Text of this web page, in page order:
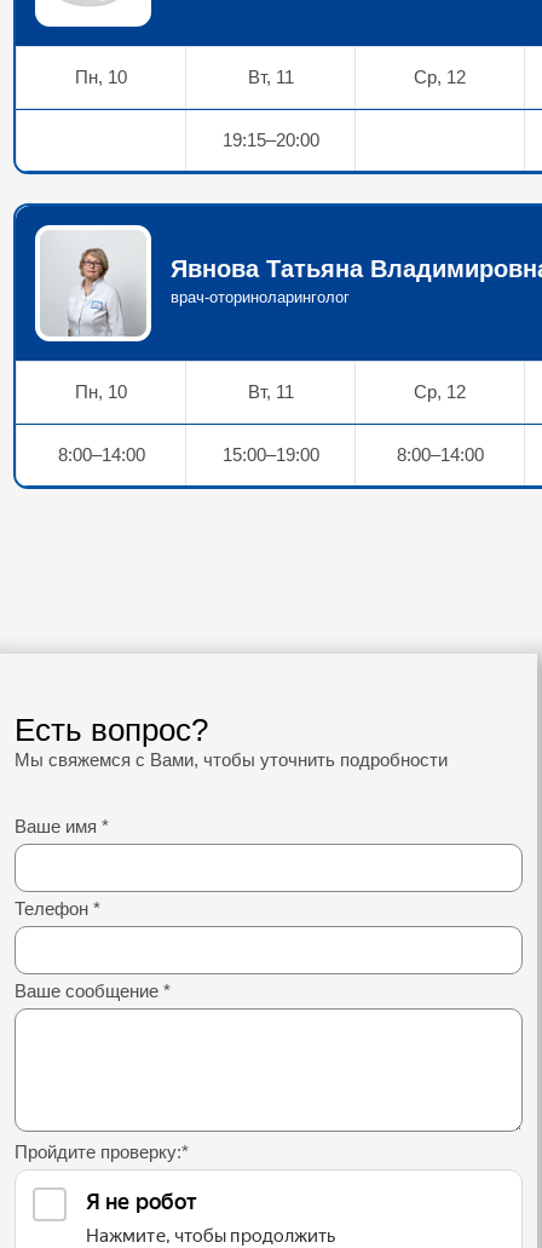
Пн, 10 Вт, 11 Ср, 12
19:15–20:00
Явнова Татьяна
врач-оториноларинголог
Пн, 10 Вт, 11 Ср, 12
8:00–14:00 15:00–19:00 8:00–14:00
Есть вопрос?
Мы свяжемся с Вами, чтобы уточнить подробности
Ваше имя *
Телефон *
Ваше сообщение *
Пройдите проверку:*